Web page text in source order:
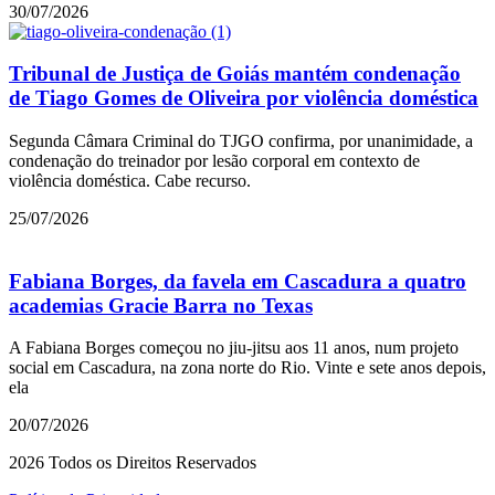
30/07/2026
Tribunal de Justiça de Goiás mantém condenação
de Tiago Gomes de Oliveira por violência doméstica
Segunda Câmara Criminal do TJGO confirma, por unanimidade, a
condenação do treinador por lesão corporal em contexto de
violência doméstica. Cabe recurso.
25/07/2026
Fabiana Borges, da favela em Cascadura a quatro
academias Gracie Barra no Texas
A Fabiana Borges começou no jiu-jitsu aos 11 anos, num projeto
social em Cascadura, na zona norte do Rio. Vinte e sete anos depois,
ela
20/07/2026
2026 Todos os Direitos Reservados